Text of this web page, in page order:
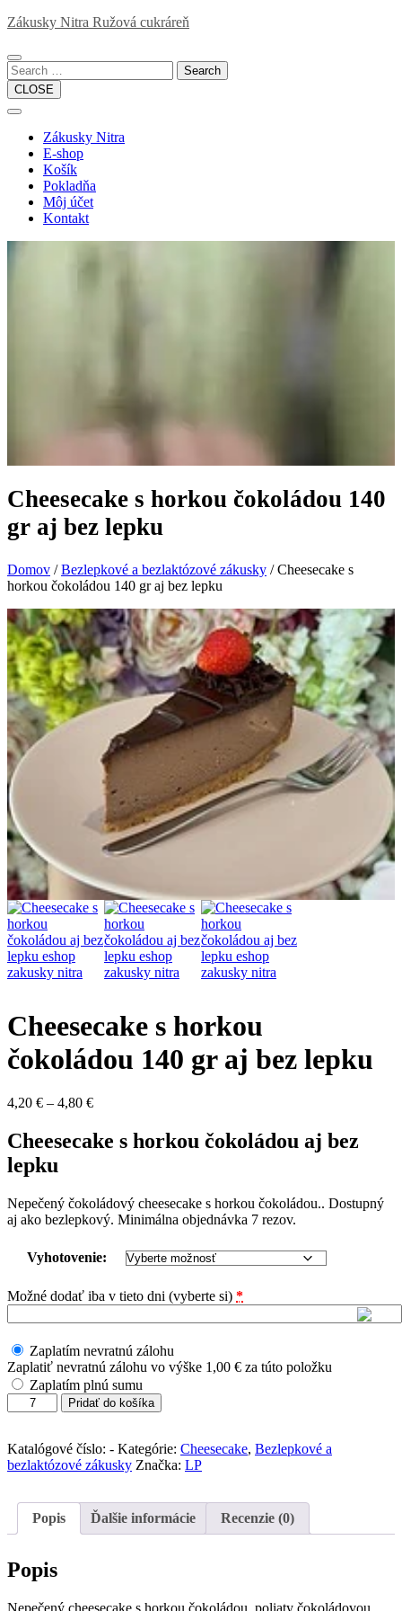
Skip
content
Zákusky Nitra Ružová cukráreň
Search
CLOSE
Open
Button
Close
Button
Zákusky Nitra
E-shop
Košík
Pokladňa
Môj účet
Kontakt
Cheesecake s horkou čokoládou 140
gr aj bez lepku
Domov /Bezlepkové a bezlaktózové zákusky / Cheesecake s
horkou čokoládou 140 gr aj bez lepku
Cheesecake s horkou
čokoládou 140 gr aj bez lepku
4,20 € – 4,80 €Price
4,20 €
through
Cheesecake s horkou čokoládou aj bez
lepku
Nepečený čokoládový cheesecake s horkou čokoládou.. Dostupný
aj ako bezlepkový. Minimálna objednávka 7 rezov.
Vyhotovenie:
Možné dodať iba v tieto dni (vyberte si) *
Zaplatím nevratnú zálohu
Zaplatiť nevratnú zálohu vo výške 1,00 € za túto položku
Zaplatím plnú sumu
množstvo
Cheesecake
horkou
čokoládou
bez
Pridať do košíka
Katalógové číslo: - Kategórie: Cheesecake, Bezlepkové a
bezlaktózové zákusky Značka: LP
Popis Ďalšie informácie Recenzie (0)
Popis
Nepečený cheesecake s horkou čokoládou, poliaty čokoládovou